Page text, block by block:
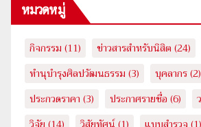
หมวดหมู่
กิจกรรม (11) ข่าวสารสำหรับนิสิต (24)
ทำนุบำรุงศิลปวัฒนธรรม (3) บุคลากร(2)
ประกวดราคา (3) ประกาศรายชื่อ (6)